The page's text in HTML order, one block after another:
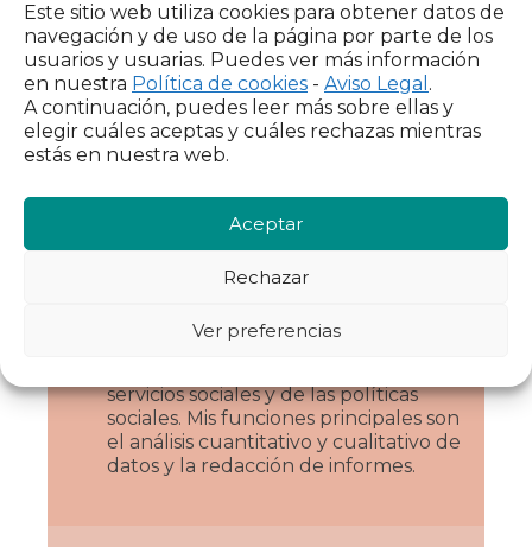
Este sitio web utiliza cookies para obtener datos de
navegación y de uso de la página por parte de los
usuarios y usuarias. Puedes ver más información
en nuestra Política de cookies - Aviso Legal .
A continuación, puedes leer más sobre ellas y
elegir cuáles aceptas y cuáles rechazas mientras
estás en nuestra web.
Aceptar
Rechazar
Ver preferencias
Datos académicos
la Administración, 1995-1999, UPV-
Licenciada en Sociología, 1999-2002,
Desde el año 2005 me dedico a la
servicios sociales y de las políticas
sociales. Mis funciones principales son
el análisis cuantitativo y cualitativo de
datos y la redacción de informes.